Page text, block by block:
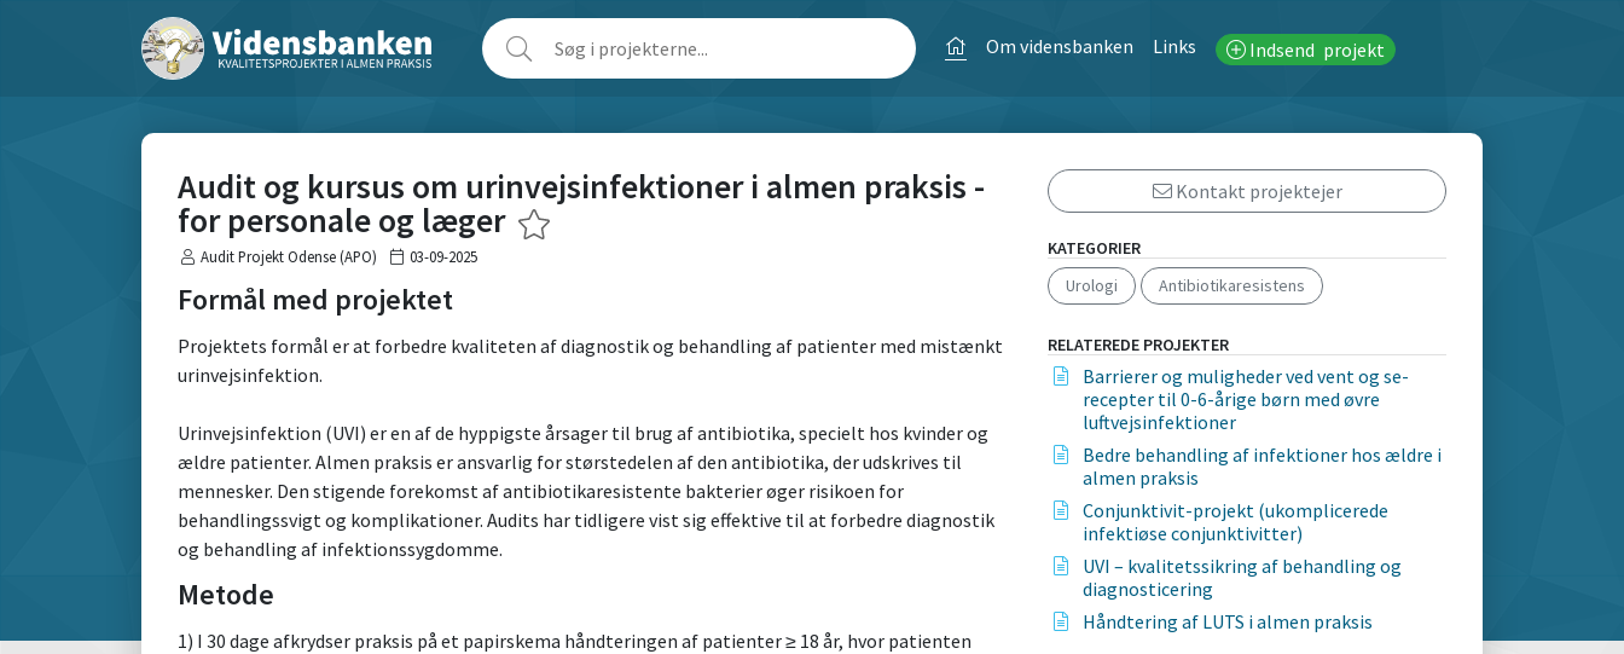
Om vidensbanken Links Indsend projekt
Audit og kursus om urinvejsinfektioner i almen praksis -
for personale og læger
Audit Projekt Odense (APO) 03-09-2025
Formål med projektet
Projektets formål er at forbedre kvaliteten af diagnostik og behandling af patienter med mistænkt
urinvejsinfektion.
Urinvejsinfektion (UVI) er en af de hyppigste årsager til brug af antibiotika, specielt hos kvinder og
ældre patienter. Almen praksis er ansvarlig for størstedelen af den antibiotika, der udskrives til
mennesker. Den stigende forekomst af antibiotikaresistente bakterier øger risikoen for
behandlingssvigt og komplikationer. Audits har tidligere vist sig effektive til at forbedre diagnostik
og behandling af infektionssygdomme.
Metode
1) I 30 dage afkrydser praksis på et papirskema håndteringen af patienter ≥ 18 år, hvor patienten
Kontakt projektejer
KATEGORIER
Urologi
Antibiotikaresistens
RELATEREDE PROJEKTER
Barrierer og muligheder ved vent og se-
recepter til 0-6-årige børn med øvre
luftvejsinfektioner
Bedre behandling af infektioner hos ældre i
almen praksis
Conjunktivit-projekt (ukomplicerede
infektiøse conjunktivitter)
UVI – kvalitetssikring af behandling og
diagnosticering
Håndtering af LUTS i almen praksis